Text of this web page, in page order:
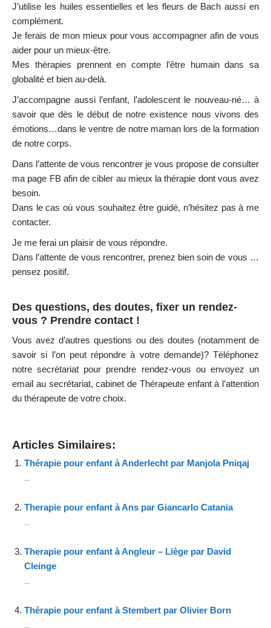
J’utilise les huiles essentielles et les fleurs de Bach aussi en
complément.
Je ferais de mon mieux pour vous accompagner afin de vous
aider pour un mieux-être.
Mes thérapies prennent en compte l’être humain dans sa
globalité et bien au-delà.
J’accompagne aussi l’enfant, l’adolescent le nouveau-né… à
savoir que dès le début de notre existence nous vivons des
émotions…dans le ventre de notre maman lors de la formation
de notre corps.
Dans l’attente de vous rencontrer je vous propose de consulter
ma page FB afin de cibler au mieux la thérapie dont vous avez
besoin.
Dans le cas où vous souhaitez être guidé, n’hésitez pas à me
contacter.
Je me ferai un plaisir de vous répondre.
Dans l’attente de vous rencontrer, prenez bien soin de vous …
pensez positif.
Des questions, des doutes, fixer un rendez-
vous ? Prendre contact !
Vous avez d’autres questions ou des doutes (notamment de
savoir si l’on peut répondre à votre demande)? Téléphonez
notre secrétariat pour prendre rendez-vous ou envoyez un
email au secrétariat, cabinet de Thérapeute enfant à l’attention
du thérapeute de votre choix.
Articles Similaires:
Thérapie pour enfant à Anderlecht par Manjola Pniqaj
Therapie pour enfant à Ans par Giancarlo Catania
Therapie pour enfant à Angleur – Liège par David
Cleinge
Thérapie pour enfant à Stembert par Olivier Born